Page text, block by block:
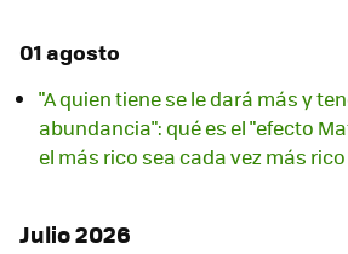
01 agosto
"A quien tiene se le dará más y
abundancia": qué es el "efecto
el más rico sea cada vez más rico
Julio 2026